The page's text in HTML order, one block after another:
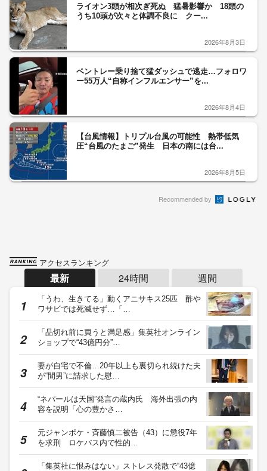
ライオン3頭が相次ぎ死ぬ 猛暑影響か 18頭の
うち10頭が次々と体調不良に クー...
2026年8月3日
ベントレー乗り捨て猛ダッシュで逃走…フォロワ
ー55万人“自称インフルエンサー”を...
2026年8月4日
【台風情報】トリプル台風の可能性 熱帯低気
圧“台風のたまご”発生 日本の南には台...
2026年8月5日
Recommended by
アクセスランキング
最新 24時間 週間
「うわ、生きてる」動くアニサキス25匹 酢や
ワサビでは死滅せず…「…
「品切れ前に買うと満足感」集英社オンライン
ショップで“43億円分”…
妻が自宅で不倫…20年以上も裏切られ続けた夫
が“間男”に請求した慰…
“ネパールは天国”発言の蔵内氏 海外出張の内
容を説明「心の豊かさ…
元ジャンポケ・斉藤慎二被告（43）に懲役7年
を求刑 ロケバス内で性的…
「集英社に恨みはない」ストレス発散で“43億